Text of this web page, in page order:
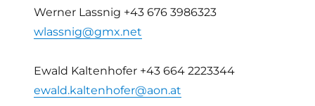
Werner Lassnig +43 676 3986323
wlassnig@gmx.net
Ewald Kaltenhofer +43 664 2223344
ewald.kaltenhofer@aon.at